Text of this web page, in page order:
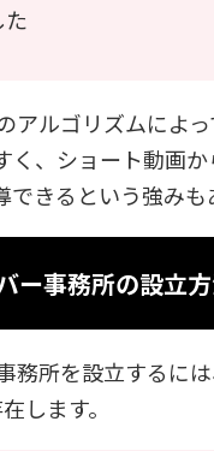
アルゴリズムによ
く、ショート動画
きるという強みも
ー事務所の設立
務所を設立するに
します。